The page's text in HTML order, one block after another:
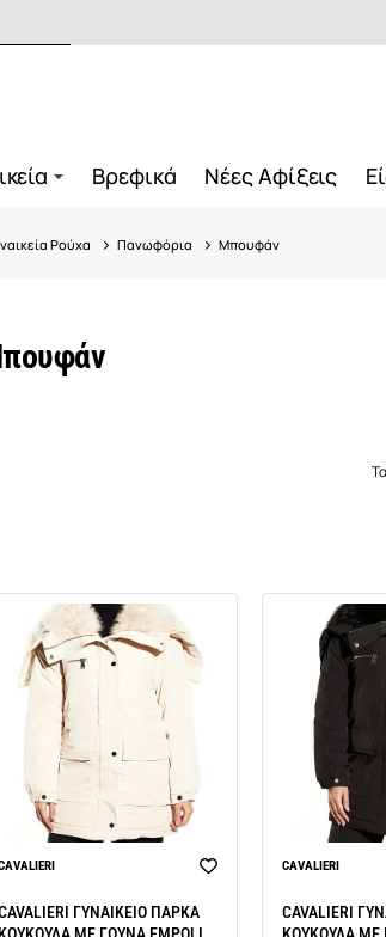
Βρεφικά Νέες Αφίξεις
Ρούχα Πανωφόρια Μπουφάν
ΓΥΝΑΙΚΕΙΟ ΠΑΡΚΑ
CAVALIERI
CAVALIERI